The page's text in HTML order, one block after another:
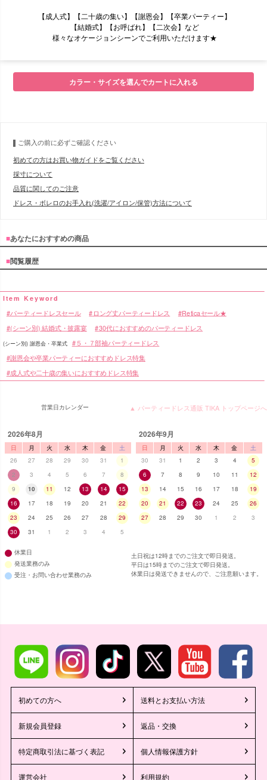
【成人式】【二十歳の集い】【謝恩会】【卒業パーティー】
【結婚式】【お呼ばれ】【二次会】など
様々なオケージョンシーンでご利用いただけます★
■サイズ表
■スペック表
カラー・サイズを選んでカートに入れる
ご購入の前に必ずご確認ください
初めての方はお買い物ガイドをご覧ください
採寸について
品質に関してのご注意
ドレス・ボレロのお手入れ(洗濯/アイロン/保管)方法について
■あなたにおすすめの商品
■閲覧履歴
パーティードレスセール ロング丈パーティードレス Reticaセール★
(シーン別) 結婚式・披露宴 30代におすすめのパーティードレス
(シーン別) 謝恩会・卒業式
５・７部袖パーティードレス
謝恩会や卒業パーティーにおすすめドレス特集
成人式や二十歳の集いにおすすめドレス特集
▲ パーティードレス通販 TIKA トップページへ
営業日カレンダー
2026年8月
日 月 火 水 木 金
土
26
27 28 29 30 31
1
2
3 4 5 6 7
8
9
10 11 12 13 14
15
16
17 18 19 20 21
22
23
24 25 26 27 28
29
30
31 1 2 3 4 5
2026年9月
日 月 火 水 木 金
土
30
31 1 2 3 4
5
6
7 8 9 10 11
12
13
14 15 16 17 18
19
20
21 22 23 24 25
26
27
28 29 30 1 2 3
休業日
発送業務のみ
受注・お問い合わせ業務のみ
土日祝は12時までのご注文で即日発送。
平日は15時までのご注文で即日発送。
休業日は発送できませんので、ご注意願います。
初めての方へ 送料とお支払い方法
新規会員登録 返品・交換
特定商取引法に基づく表記 個人情報保護方針
運営会社 利用規約